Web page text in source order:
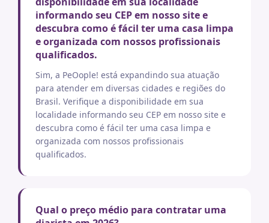
informando seu CEP em nosso site e
descubra como é fácil ter uma casa limpa
e organizada com nossos profissionais
qualificados.
Sim, a PeOople! está expandindo sua atuação
para atender em diversas cidades e regiões do
Brasil. Verifique a disponibilidade em sua
localidade informando seu CEP em nosso site e
descubra como é fácil ter uma casa limpa e
organizada com nossos profissionais
qualificados.
Qual o preço médio para contratar uma